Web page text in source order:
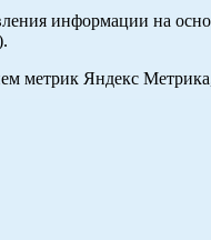
информации на
метрик Яндекс